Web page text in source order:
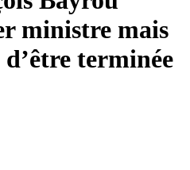
ministre mais
terminée